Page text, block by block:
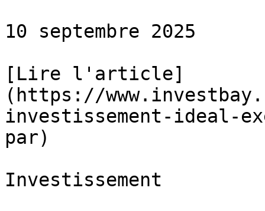
10 septembre 2025
[Lire l'article]
(https://
investissement-ideal-
par)
Investissement